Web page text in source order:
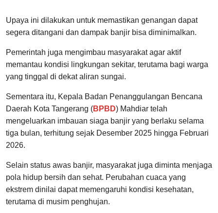
Upaya ini dilakukan untuk memastikan genangan dapat
segera ditangani dan dampak banjir bisa diminimalkan.
Pemerintah juga mengimbau masyarakat agar aktif
memantau kondisi lingkungan sekitar, terutama bagi warga
yang tinggal di dekat aliran sungai.
Sementara itu, Kepala Badan Penanggulangan Bencana
Daerah Kota Tangerang (BPBD) Mahdiar telah
mengeluarkan imbauan siaga banjir yang berlaku selama
tiga bulan, terhitung sejak Desember 2025 hingga Februari
2026.
Selain status awas banjir, masyarakat juga diminta menjaga
pola hidup bersih dan sehat. Perubahan cuaca yang
ekstrem dinilai dapat memengaruhi kondisi kesehatan,
terutama di musim penghujan.